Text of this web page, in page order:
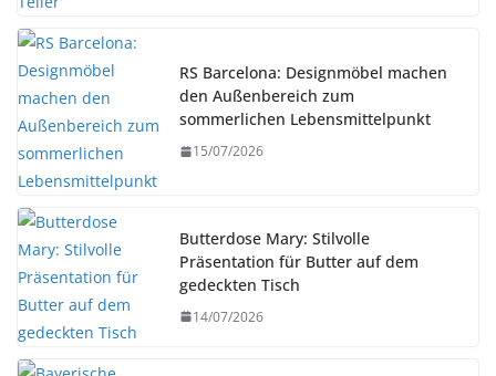
RS Barcelona: Designmöbel machen
den Außenbereich zum
sommerlichen Lebensmittelpunkt
15/07/2026
Butterdose Mary: Stilvolle
Präsentation für Butter auf dem
gedeckten Tisch
14/07/2026